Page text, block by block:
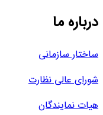
درباره ما
ساختار سازمانی
شورای عالی نظارت
هیات نمایندگان